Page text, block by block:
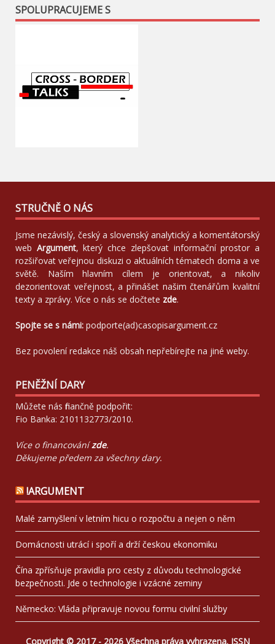
SPOLUPRACUJEME S
STRUČNĚ O NÁS
Jsme nezávislý, český a slovenský analytický a komentátorský
web Argument, který chce zlepšovat informační prostor a
rozšiřovat veřejnou diskuzi o aktuálních tématech doma a ve
světě. Naším hlavním cílem je orientovat, a nikoliv
dezorientovat veřejnost, a přinášet našim čtenářům kvalitní
texty a zprávy. Více o nás se dočtete zde.
Spojte se s námi: podporte(ad)casopisargument.cz
Bez povolení redakce náš obsah nepřebírejte na jiné weby.
PENĚŽNÍ DARY
Můžete nás finančně podpořit:
Fio Banka: 2101132773/2010.
Více o financovánízde.
Děkujeme předem za všechny dary.
!ARGUMENT
Malé zamyšlení v letním hicu o rozpočtu a nejen o něm
Domácnosti utrácí i spoří a drží českou ekonomiku
Čína zpřísňuje pravidla pro cesty z důvodu technologické
bezpečnosti. Jde o technologie i vzácné zeminy
Německo: Vláda připravuje novou formu civilní služby
Copyright © 2017 - 2026 Všechna práva vyhrazena. ISSN